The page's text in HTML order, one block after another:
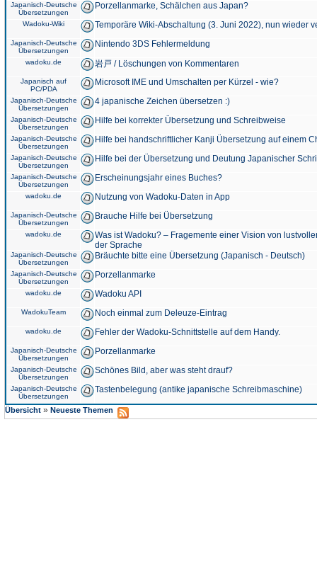
Japanisch-Deutsche
Übersetzungen
Porzellanmarke, Schälchen aus Japan?
Wadoku-Wiki Temporäre Wiki-Abschaltung (3. Juni 2022), nun wieder
Japanisch-Deutsche
Übersetzungen
Nintendo 3DS Fehlermeldung
wadoku.de 岩戸 / Löschungen von Kommentaren
Japanisch auf
PC/PDA
Microsoft IME und Umschalten per Kürzel - wie?
Japanisch-Deutsche
Übersetzungen
4 japanische Zeichen übersetzen :)
Japanisch-Deutsche
Übersetzungen
Hilfe bei korrekter Übersetzung und Schreibweise
Japanisch-Deutsche
Übersetzungen
Hilfe bei handschriftlicher Kanji Übersetzung auf einem
Japanisch-Deutsche
Übersetzungen
Hilfe bei der Übersetzung und Deutung Japanischer
Japanisch-Deutsche
Übersetzungen
Erscheinungsjahr eines Buches?
wadoku.de Nutzung von Wadoku-Daten in App
Japanisch-Deutsche
Übersetzungen
Brauche Hilfe bei Übersetzung
wadoku.de
Was ist Wadoku? – Fragemente einer Vision von
der Sprache
Japanisch-Deutsche
Übersetzungen
Bräuchte bitte eine Übersetzung (Japanisch - Deutsch)
Japanisch-Deutsche
Übersetzungen
Porzellanmarke
wadoku.de Wadoku API
WadokuTeam Noch einmal zum Deleuze-Eintrag
wadoku.de Fehler der Wadoku-Schnittstelle auf dem Handy.
Japanisch-Deutsche
Übersetzungen
Porzellanmarke
Japanisch-Deutsche
Übersetzungen
Schönes Bild, aber was steht drauf?
Japanisch-Deutsche
Übersetzungen
Tastenbelegung (antike japanische Schreibmaschine)
Übersicht » Neueste Themen